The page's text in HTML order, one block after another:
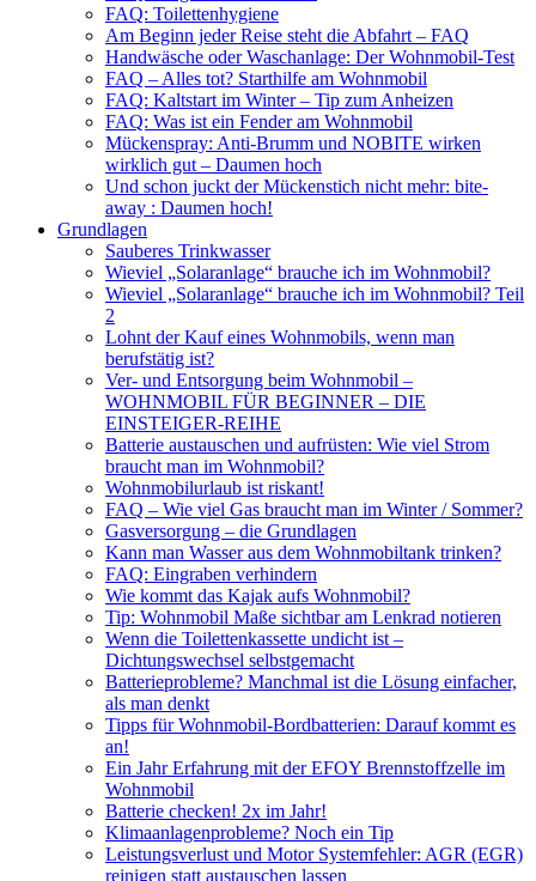
FAQ: Toilettenhygiene
Am Beginn jeder Reise steht die Abfahrt – FAQ
Handwäsche oder Waschanlage: Der Wohnmobil-Test
FAQ – Alles tot? Starthilfe am Wohnmobil
FAQ: Kaltstart im Winter – Tip zum Anheizen
FAQ: Was ist ein Fender am Wohnmobil
Mückenspray: Anti-Brumm und NOBITE wirken
wirklich gut – Daumen hoch
Und schon juckt der Mückenstich nicht mehr: bite-
away : Daumen hoch!
Grundlagen
Sauberes Trinkwasser
Wieviel „Solaranlage“ brauche ich im Wohnmobil?
Wieviel „Solaranlage“ brauche ich im Wohnmobil? Teil
2
Lohnt der Kauf eines Wohnmobils, wenn man
berufstätig ist?
Ver- und Entsorgung beim Wohnmobil –
WOHNMOBIL FÜR BEGINNER – DIE
EINSTEIGER-REIHE
Batterie austauschen und aufrüsten: Wie viel Strom
braucht man im Wohnmobil?
Wohnmobilurlaub ist riskant!
FAQ – Wie viel Gas braucht man im Winter / Sommer?
Gasversorgung – die Grundlagen
Kann man Wasser aus dem Wohnmobiltank trinken?
FAQ: Eingraben verhindern
Wie kommt das Kajak aufs Wohnmobil?
Tip: Wohnmobil Maße sichtbar am Lenkrad notieren
Wenn die Toilettenkassette undicht ist –
Dichtungswechsel selbstgemacht
Batterieprobleme? Manchmal ist die Lösung einfacher,
als man denkt
Tipps für Wohnmobil-Bordbatterien: Darauf kommt es
an!
Ein Jahr Erfahrung mit der EFOY Brennstoffzelle im
Wohnmobil
Batterie checken! 2x im Jahr!
Klimaanlagenprobleme? Noch ein Tip
Leistungsverlust und Motor Systemfehler: AGR (EGR)
reinigen statt austauschen lassen